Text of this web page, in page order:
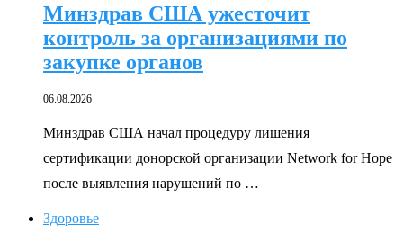
Минздрав США ужесточит
контроль за организациями по
закупке органов
06.08.2026
Минздрав США начал процедуру лишения
сертификации донорской организации Network for Hope
после выявления нарушений по …
Здоровье